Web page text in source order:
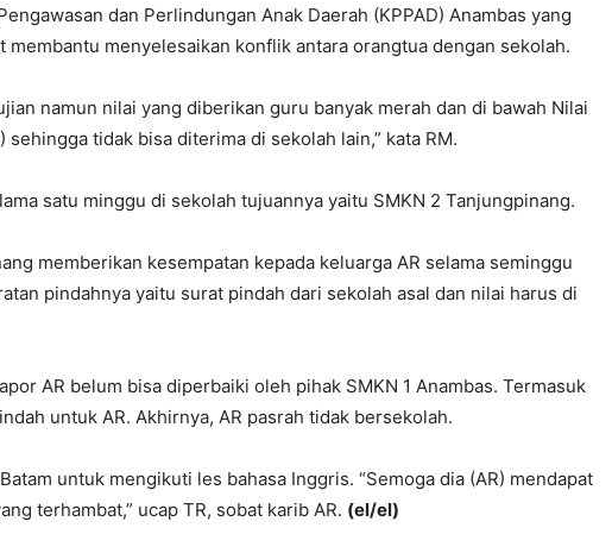
dan Perlindungan Anak Daerah (KPPAD) Anambas yang
membantu menyelesaikan konflik antara orangtua dengan sekolah.
namun nilai yang diberikan guru banyak merah dan di bawah Nilai
sehingga tidak bisa diterima di sekolah lain,” kata RM.
satu minggu di sekolah tujuannya yaitu SMKN 2 Tanjungpinang.
memberikan kesempatan kepada keluarga AR selama seminggu
pindahnya yaitu surat pindah dari sekolah asal dan nilai harus di
AR belum bisa diperbaiki oleh pihak SMKN 1 Anambas. Termasuk
untuk AR. Akhirnya, AR pasrah tidak bersekolah.
untuk mengikuti les bahasa Inggris. “Semoga dia (AR) mendapat
terhambat,” ucap TR, sobat karib AR. (el/el)